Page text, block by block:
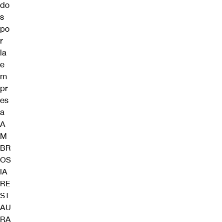
do
s
po
r
la
e
m
pr
es
a
A
M
BR
OS
IA
RE
ST
AU
RA